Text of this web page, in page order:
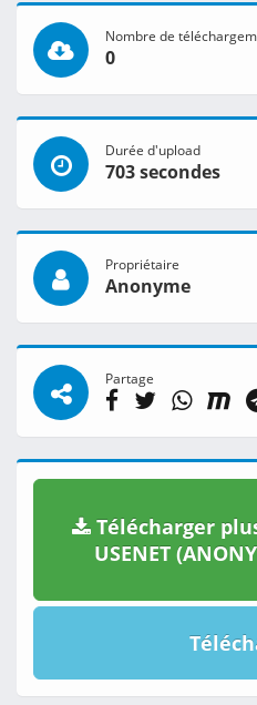
Nombre de
0
Durée d'upload
703 secondes
Propriétaire
Anonyme
Partage
Télécharger
USENET